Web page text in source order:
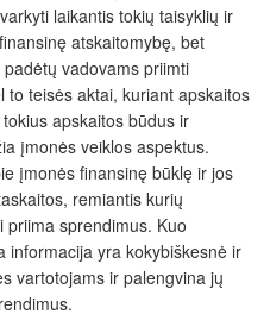
laikantis tokių taisyklių ir
atskaitomybę, bet
vadovams priimti
to teisės aktai, kuriant apskaitos
apskaitos būdus ir
įmonės veiklos aspektus.
įmonės finansinę būklę ir jos
remiantis kurių
sprendimus. Kuo
informacija yra kokybiškesnė ir
vartotojams ir palengvina jų